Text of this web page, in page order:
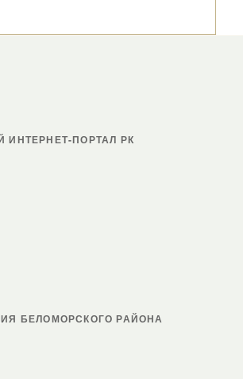
ПОРТАЛ РК
БЕЛОМОРСКОГО РАЙОНА